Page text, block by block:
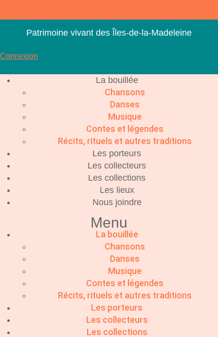
contenu
Patrimoine vivant des Îles-de-la-Madeleine
Connexion
La bouillée
Chansons
Danses
Musique
Contes et légendes
Récits, rituels et autres traditions
Les porteurs
Les collecteurs
Les collections
Les lieux
Nous joindre
Menu
La bouillée
Chansons
Danses
Musique
Contes et légendes
Récits, rituels et autres traditions
Les porteurs
Les collecteurs
Les collections